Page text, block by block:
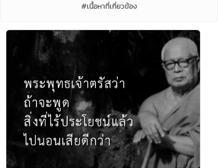
#เนื้อหาที่เกี่ยวข้อง